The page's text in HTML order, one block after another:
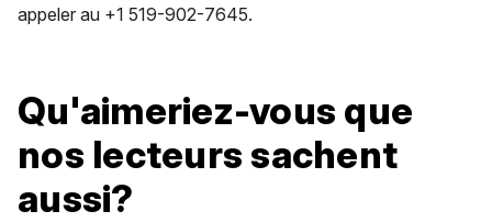
appeler au +1 519-902-7645.
Qu'aimeriez-vous que
nos lecteurs sachent
aussi?